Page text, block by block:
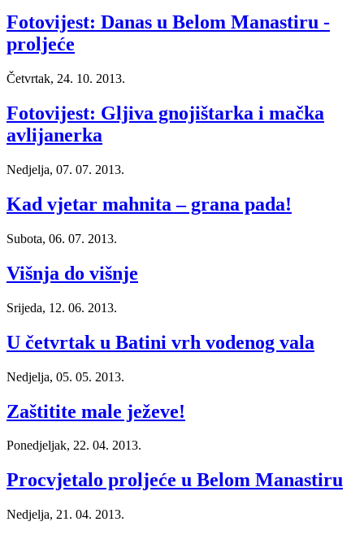
Fotovijest: Danas u Belom Manastiru -
proljeće
Četvrtak, 24. 10. 2013.
Fotovijest: Gljiva gnojištarka i mačka
avlijanerka
Nedjelja, 07. 07. 2013.
Kad vjetar mahnita – grana pada!
Subota, 06. 07. 2013.
Višnja do višnje
Srijeda, 12. 06. 2013.
U četvrtak u Batini vrh vodenog vala
Nedjelja, 05. 05. 2013.
Zaštitite male ježeve!
Ponedjeljak, 22. 04. 2013.
Procvjetalo proljeće u Belom Manastiru
Nedjelja, 21. 04. 2013.